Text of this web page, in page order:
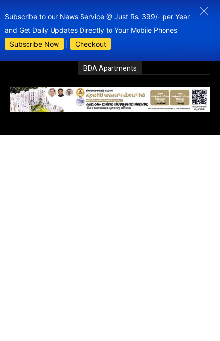
Subscribe to our News Service @ Just Rs. 399/- per Year
and Get Daily Updates Directly to Your Mobile Phones
Subscribe Now
Checkout
BDA Apartments